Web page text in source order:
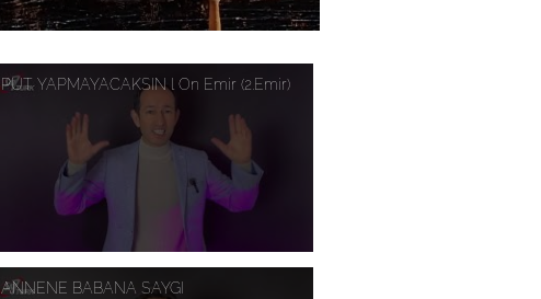
PUT YAPMAYACAKSIN l On Emir (2.Emir)
ANNENE BABANA SAYGI